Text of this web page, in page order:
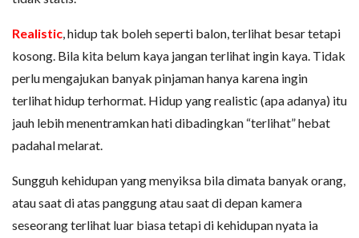
Realistic , hidup tak boleh seperti balon, terlihat besar tetapi
kosong. Bila kita belum kaya jangan terlihat ingin kaya. Tidak
perlu mengajukan banyak pinjaman hanya karena ingin
terlihat hidup terhormat. Hidup yang realistic (apa adanya) itu
jauh lebih menentramkan hati dibadingkan “terlihat” hebat
padahal melarat.
Sungguh kehidupan yang menyiksa bila dimata banyak orang,
atau saat di atas panggung atau saat di depan kamera
seseorang terlihat luar biasa tetapi di kehidupan nyata ia